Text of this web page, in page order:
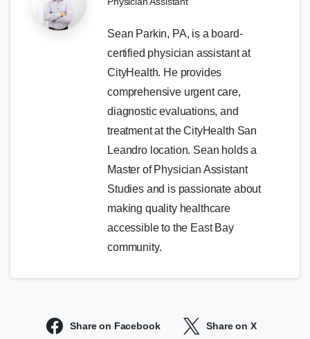
Sean Parkin, PA, is a board-
certified physician assistant at
CityHealth. He provides
comprehensive urgent care,
diagnostic evaluations, and
treatment at the CityHealth San
Leandro location. Sean holds a
Master of Physician Assistant
Studies and is passionate about
making quality healthcare
accessible to the East Bay
community.
Share on Facebook Share on X